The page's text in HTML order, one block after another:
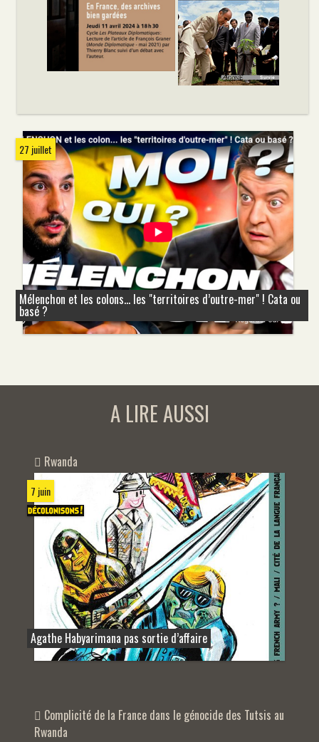
27 juillet
Mélenchon et les colons... les "territoires d’outre-mer" ! Cata ou
basé ?
A LIRE AUSSI
Rwanda
7 juin
Agathe Habyarimana pas sortie d’affaire
Complicité de la France dans le génocide des Tutsis au
Rwanda